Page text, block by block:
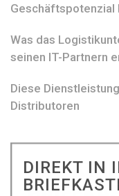
Geschäftspotenzial
Was das
seinen IT-Partnern
Diese
Distributoren
DIREKT IN